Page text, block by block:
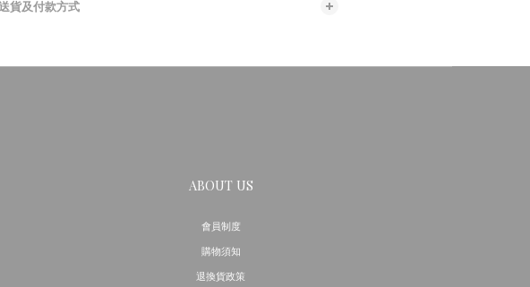
貨及付款方式
ABOUT US
會員制度
購物須知
退換貨政策